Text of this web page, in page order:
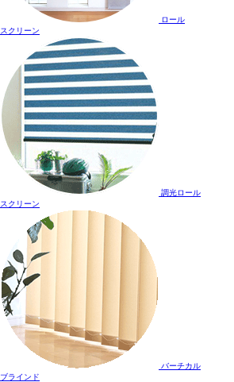
ロール
スクリーン
調光ロール
スクリーン
バーチカル
ブラインド